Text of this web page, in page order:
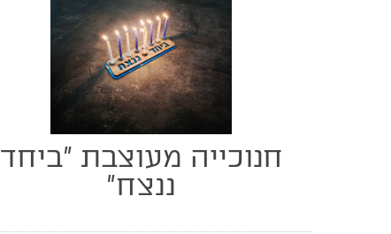
חנוכייה מעוצבת "ביחד
ננצח"